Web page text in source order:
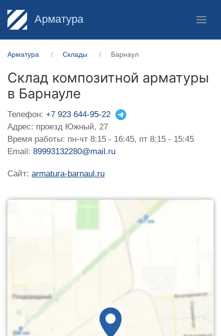
Арматура
Арматура Склады Барнаул
Склад композитной арматуры
в Барнауле
Телефон: +7 923 644-95-22
Адрес: проезд Южный, 27
Время работы: пн-чт 8:15 - 16:45, пт 8:15 - 15:45
Email: 89993132280@mail.ru
Сайт: armatura-barnaul.ru